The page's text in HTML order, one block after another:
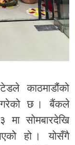
काठमाडौंको
गरेको छ । बैंकले
मा सोमबारदेखि
हो । योसँगै